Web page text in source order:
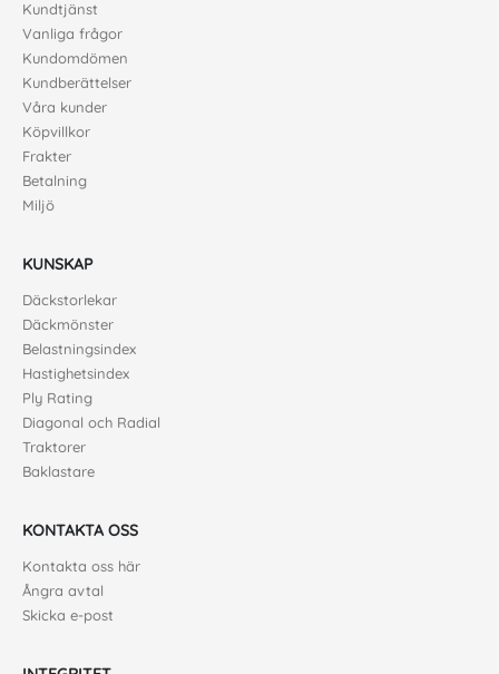
Kundtjänst
Vanliga frågor
Kundomdömen
Kundberättelser
Våra kunder
Köpvillkor
Frakter
Betalning
Miljö
KUNSKAP
Däckstorlekar
Däckmönster
Belastningsindex
Hastighetsindex
Ply Rating
Diagonal och Radial
Traktorer
Baklastare
KONTAKTA OSS
Kontakta oss här
Ångra avtal
Skicka e-post